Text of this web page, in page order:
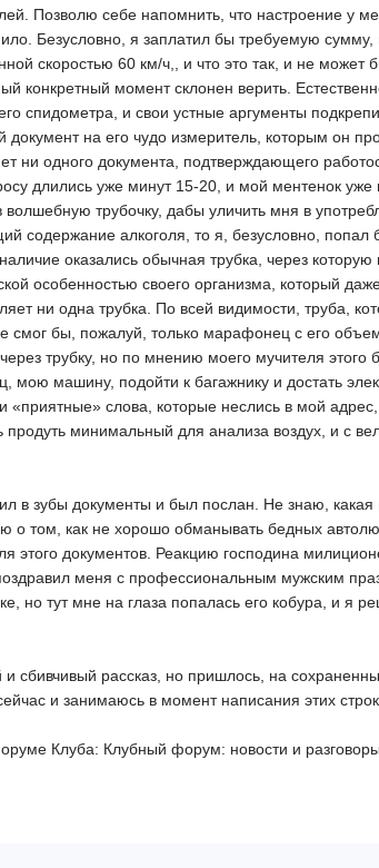
Позволю себе напомнить, что настроение у
Безусловно, я заплатил бы требуемую
скоростью 60 км/ч,, и что это так, и не может
конкретный момент склонен верить.
спидометра, и свои устные аргументы
на его чудо измеритель, которым он
ни одного документа, подтверждающего
длились уже минут 15-20, и мой ментенок уже
трубочку, дабы уличить мня в
содержание алкоголя, то я, безусловно,
оказались обычная трубка, через
особенностью своего организма, который
ни одна трубка. По всей видимости, труба,
смог бы, пожалуй, только марафонец с его
трубку, но по мнению моего мучителя
мою машину, подойти к багажнику и достать
«приятные» слова, которые неслись в мой
продуть минимальный для анализа воздух, и с
в зубы документы и был послан. Не знаю,
о том, как не хорошо обманывать бедных
этого документов. Реакцию господина
меня с профессиональным мужским
но тут мне на глаза попалась его кобура, и
сбивчивый рассказ, но пришлось, на
и занимаюсь в момент написания этих строк.
Клуба: Клубный форум: новости и разговоры